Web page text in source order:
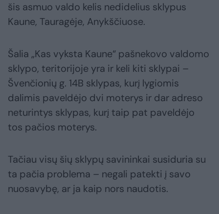
šis asmuo valdo kelis nedidelius sklypus
Kaune, Tauragėje, Anykščiuose.
Šalia „Kas vyksta Kaune“ pašnekovo valdomo
sklypo, teritorijoje yra ir keli kiti sklypai –
Švenčionių g. 14B sklypas, kurį lygiomis
dalimis paveldėjo dvi moterys ir dar adreso
neturintys sklypas, kurį taip pat paveldėjo
tos pačios moterys.
Tačiau visų šių sklypų savininkai susiduria su
ta pačia problema – negali patekti į savo
nuosavybę, ar ja kaip nors naudotis.